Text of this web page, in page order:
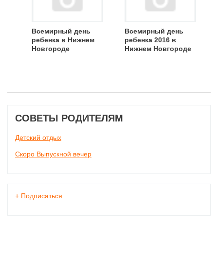
Всемирный день
ребенка в Нижнем
Новгороде
Всемирный день
ребенка 2016 в
Нижнем Новгороде
СОВЕТЫ РОДИТЕЛЯМ
Детский отдых
Скоро Выпускной вечер
+ Подписаться